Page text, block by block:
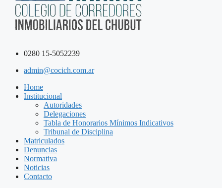
0280 15-5052239
admin@cocich.com.ar
Home
Institucional
Autoridades
Delegaciones
Tabla de Honorarios Mínimos Indicativos
Tribunal de Disciplina
Matriculados
Denuncias
Normativa
Noticias
Contacto